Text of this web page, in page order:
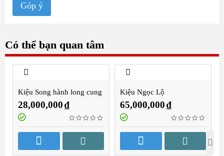
Góp ý
Có thể bạn quan tâm
Kiệu Song hành long cung
2m8
28,000,000₫
Kiệu Ngọc Lộ
65,000,000₫